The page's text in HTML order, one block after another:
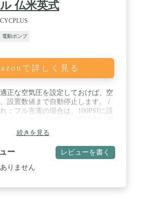
ル 仏米英式
CYCPLUS
電動ポンプ
で詳しく見る
正な空気圧を設定しておけば、空
設置数値まで自動停止します。 /
：フル充電の場合は、100PSIに設
〜6本の空のタイヤを充填できま
：ロードバイク、マウンテンバイ
、シティサイクル（ママチャ
ク。 / 携帯型：ボトルケージがつ
量で持ち運びできます。 / 多機
続きを見る
ー レビューを書く
りません